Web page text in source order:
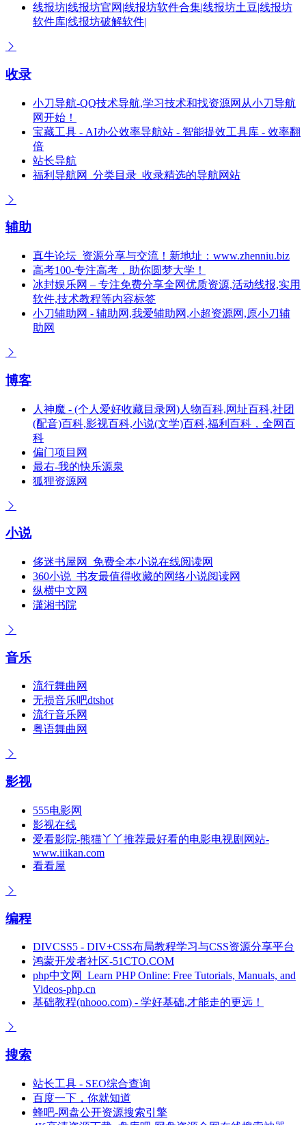
线报坊|线报坊官网|线报坊软件合集|线报坊土豆|线报坊
软件库|线报坊破解软件|
收录
小刀导航-QQ技术导航,学习技术和找资源网从小刀导航
网开始！
宝藏工具 - AI办公效率导航站 - 智能提效工具库 - 效率翻
倍
站长导航
福利导航网_分类目录_收录精选的导航网站
辅助
真牛论坛_资源分享与交流！新地址：www.zhenniu.biz
高考100-专注高考，助你圆梦大学！
冰封娱乐网 – 专注免费分享全网优质资源,活动线报,实用
软件,技术教程等内容标签
小刀辅助网 - 辅助网,我爱辅助网,小超资源网,原小刀辅
助网
博客
人神魔 - (个人爱好收藏目录网)人物百科,网址百科,社团
(配音)百科,影视百科,小说(文学)百科,福利百科，全网百
科
偏门项目网
最右-我的快乐源泉
狐狸资源网
小说
侈迷书屋网_免费全本小说在线阅读网
360小说_书友最值得收藏的网络小说阅读网
纵横中文网
潇湘书院
音乐
流行舞曲网
无损音乐吧dtshot
流行音乐网
粤语舞曲网
影视
555电影网
影视在线
爱看影院-熊猫丫丫推荐最好看的电影电视剧网站-
www.iiikan.com
看看屋
编程
DIVCSS5 - DIV+CSS布局教程学习与CSS资源分享平台
鸿蒙开发者社区-51CTO.COM
php中文网_Learn PHP Online: Free Tutorials, Manuals, and
Videos-php.cn
基础教程(nhooo.com) - 学好基础,才能走的更远！
搜索
站长工具 - SEO综合查询
百度一下，你就知道
蜂吧-网盘公开资源搜索引擎